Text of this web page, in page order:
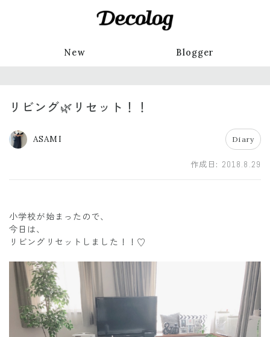
New Blogger
リビング🌿リセット！！
ASAMI Diary
作成日: 2018.8.29
小学校が始まったので、
今日は、
リビングリセットしました！！♡